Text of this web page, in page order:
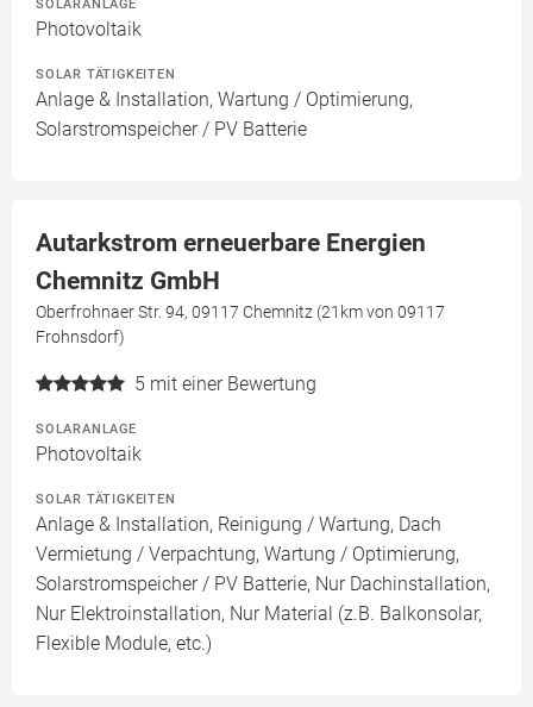
SOLARANLAGE
Photovoltaik
SOLAR TÄTIGKEITEN
Anlage & Installation, Wartung / Optimierung,
Solarstromspeicher / PV Batterie
Autarkstrom erneuerbare Energien
Chemnitz GmbH
Oberfrohnaer Str. 94, 09117 Chemnitz (21km von 09117
Frohnsdorf)
5 mit einer Bewertung
SOLARANLAGE
Photovoltaik
SOLAR TÄTIGKEITEN
Anlage & Installation, Reinigung / Wartung, Dach
Vermietung / Verpachtung, Wartung / Optimierung,
Solarstromspeicher / PV Batterie, Nur Dachinstallation,
Nur Elektroinstallation, Nur Material (z.B. Balkonsolar,
Flexible Module, etc.)